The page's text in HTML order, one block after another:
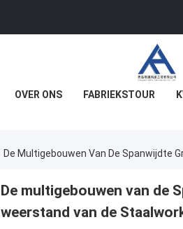
OVER ONS FABRIEKSTOUR
De Multigebouwen Van De Spanwijdte
De multigebouwen van de
weerstand van de